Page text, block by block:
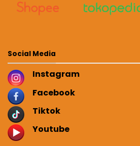
Social Media
Instagram
Facebook
Tiktok
Youtube